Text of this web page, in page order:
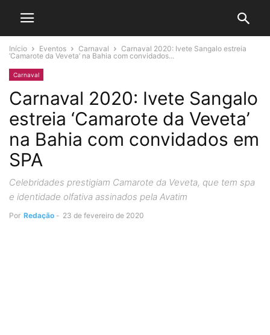
Início Eventos Carnaval
Carnaval 2020: Ivete Sangalo estreia
‘Camarote da Veveta’ na Bahia com convidados...
Carnaval
Carnaval 2020: Ivete Sangalo
estreia ‘Camarote da Veveta’
na Bahia com convidados em
SPA
Celebridades prestigiam Camarote da Veveta, que tem spa
e identidade olfativa assinados pela Avatim
Por Redação - 23 de fevereiro de 2020